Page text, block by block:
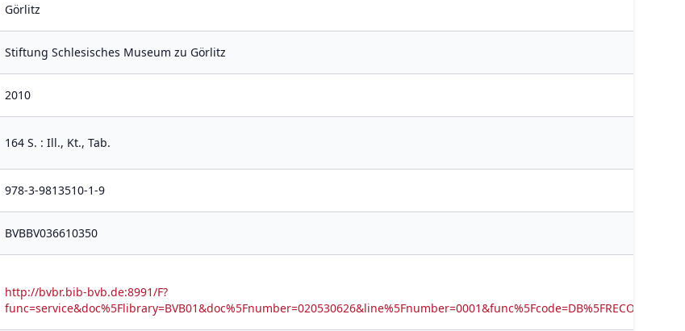
Görlitz
Stiftung Schlesisches Museum zu Görlitz
2010
164 S. : Ill., Kt., Tab.
978-3-9813510-1-9
BVBBV036610350
http://bvbr.bib-bvb.de:8991/F?